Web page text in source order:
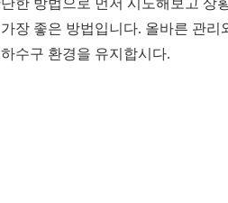
장 좋은 방법입니다. 올바른 관리
수구 환경을 유지합시다.